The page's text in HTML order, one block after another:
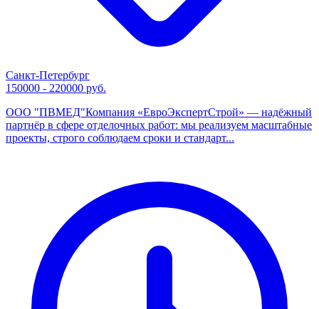
Санкт-Петербург
150000 - 220000 руб.
ООО "ПВМЕД"Компания «ЕвроЭкспертСтрой» — надёжный
партнёр в сфере отделочных работ: мы реализуем масштабные
проекты, строго соблюдаем сроки и стандарт...